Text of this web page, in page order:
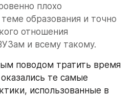
плохо
образования и точно
отношения
и всему такому.
поводом тратить время
те самые
использованные в